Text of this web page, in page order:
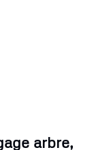
arbre,